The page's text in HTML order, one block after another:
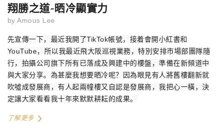
翔勝之道-晒冷顯實力
by Amous Lee
先宣傳一下，最近我開了TikTok帳號，接着會開小紅書和
YouTube，所以我最近飛大阪巡視業務，特別安排市場部團隊隨
行，拍攝公司旗下所有已落成及興建中的樓盤，準備在新頻道中
與大家分享。為甚麼我想要晒冷呢？因為眼見有人將舊樓翻新就
吹噓成發展商，有人起兩幢樓又自認是發展商，我把心一橫，決
定讓大家看看我十年來默默耕耘的成果。
了解更多